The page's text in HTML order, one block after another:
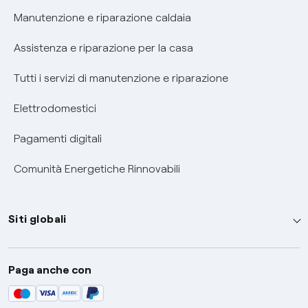
Informativa RAEE
Manutenzione e riparazione caldaia
Assistenza e riparazione per la casa
Tutti i servizi di manutenzione e riparazione
Elettrodomestici
Pagamenti digitali
Comunità Energetiche Rinnovabili
Siti globali
Enel Group
Enel Green Power
Global Trading
Paga anche con